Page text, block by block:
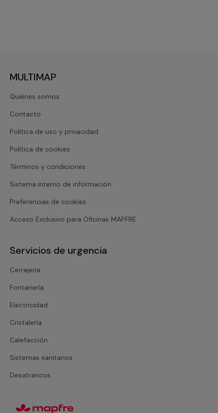
MULTIMAP
Quiénes somos
Contacto
Política de uso y privacidad
Política de cookies
Términos y condiciones
Sistema interno de información
Preferencias de cookies
Acceso Exclusivo para Oficinas MAPFRE
Servicios de urgencia
Cerrajería
Fontanería
Electricidad
Cristalería
Calefacción
Sistemas sanitarios
Desatrancos